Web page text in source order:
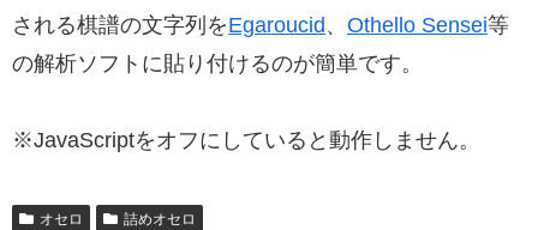
される棋譜の文字列をEgaroucid、 Othello Sensei等
の解析ソフトに貼り付けるのが簡単です。
※JavaScriptをオフにしていると動作しません。
オセロ 詰めオセロ